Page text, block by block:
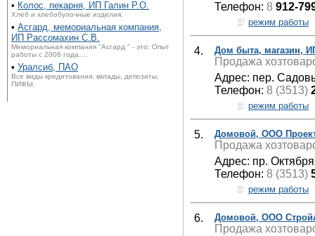
• Колос, пекарня, ИП Галин Р.О.
Хлеб и хлебобулочные изделия.
• Асгард, мемориальная компания,
ИП Рассомахин С.В.
Мемориальная компания "Асгард " - это: Опыт
работы с 2006 года....
• Уралсиб, ПАО
Все виды кредитования, вклады, депозиты,
ПИФЫ.
Телефон: 8 912-
режим работы
4. Дом быта, магазин,
Продажа
Адрес: пер.
Телефон: 8 (3513)
режим работы
5. Домовой, ООО
Продажа
Адрес: пр.
Телефон: 8 (3513)
режим работы
6. Домовой, ООО
Продажа